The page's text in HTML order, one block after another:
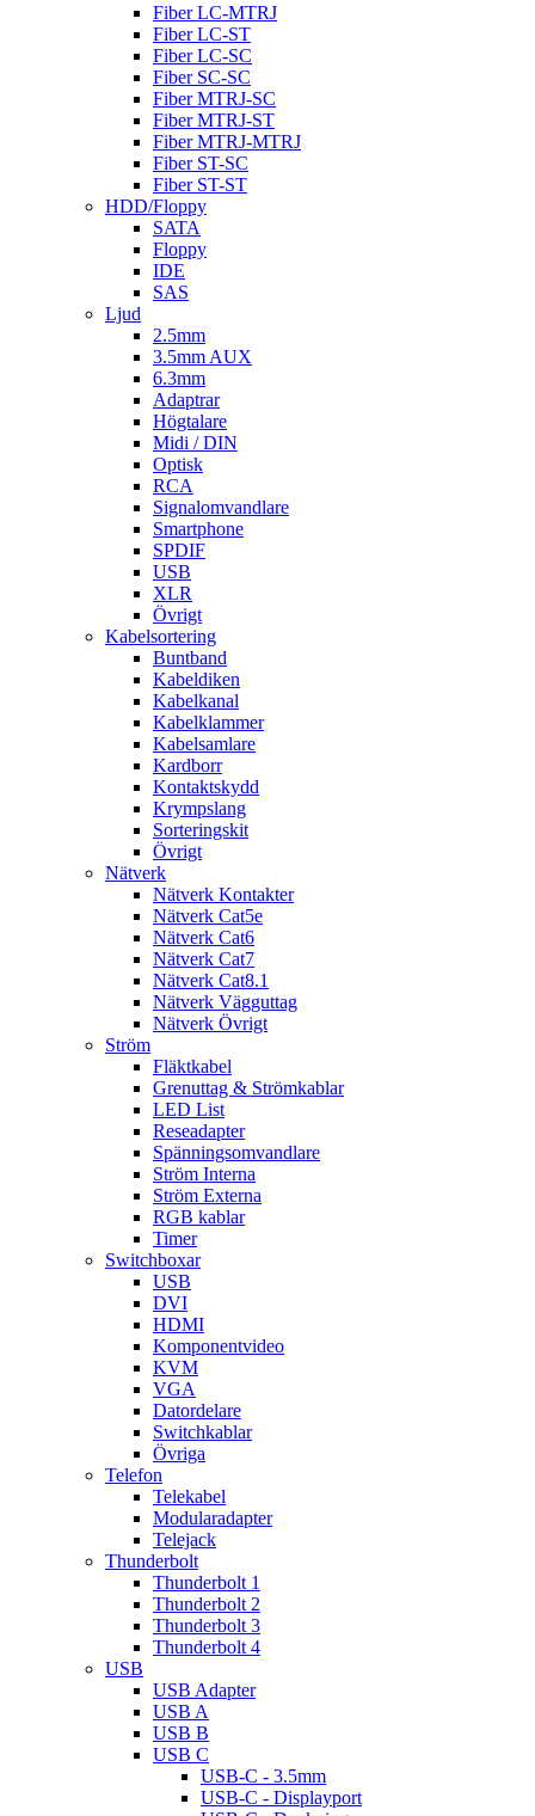
Fiber LC-MTRJ
Fiber LC-ST
Fiber LC-SC
Fiber SC-SC
Fiber MTRJ-SC
Fiber MTRJ-ST
Fiber MTRJ-MTRJ
Fiber ST-SC
Fiber ST-ST
HDD/Floppy
SATA
Floppy
IDE
SAS
Ljud
2.5mm
3.5mm AUX
6.3mm
Adaptrar
Högtalare
Midi / DIN
Optisk
RCA
Signalomvandlare
Smartphone
SPDIF
USB
XLR
Övrigt
Kabelsortering
Buntband
Kabeldiken
Kabelkanal
Kabelklammer
Kabelsamlare
Kardborr
Kontaktskydd
Krympslang
Sorteringskit
Övrigt
Nätverk
Nätverk Kontakter
Nätverk Cat5e
Nätverk Cat6
Nätverk Cat7
Nätverk Cat8.1
Nätverk Vägguttag
Nätverk Övrigt
Ström
Fläktkabel
Grenuttag & Strömkablar
LED List
Reseadapter
Spänningsomvandlare
Ström Interna
Ström Externa
RGB kablar
Timer
Switchboxar
USB
DVI
HDMI
Komponentvideo
KVM
VGA
Datordelare
Switchkablar
Övriga
Telefon
Telekabel
Modularadapter
Telejack
Thunderbolt
Thunderbolt 1
Thunderbolt 2
Thunderbolt 3
Thunderbolt 4
USB
USB Adapter
USB A
USB B
USB C
USB-C - 3.5mm
USB-C - Displayport